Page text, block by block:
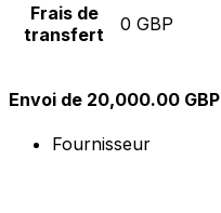
Frais de
transfert
0 GBP
Envoi de 20,000.00 GBP
Fournisseur